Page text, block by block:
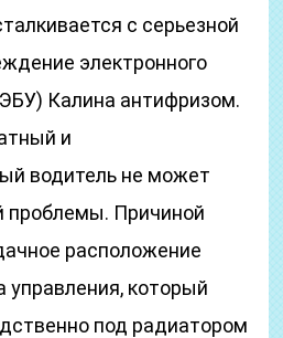
с серьезной
электронного
Калина антифризом.
и
водитель не может
проблемы. Причиной
расположение
управления, который
под радиатором